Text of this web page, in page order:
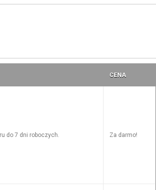
CENA
do 7 dni roboczych. Za darmo!